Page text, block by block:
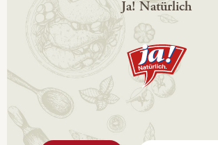
Ja! Natürlich